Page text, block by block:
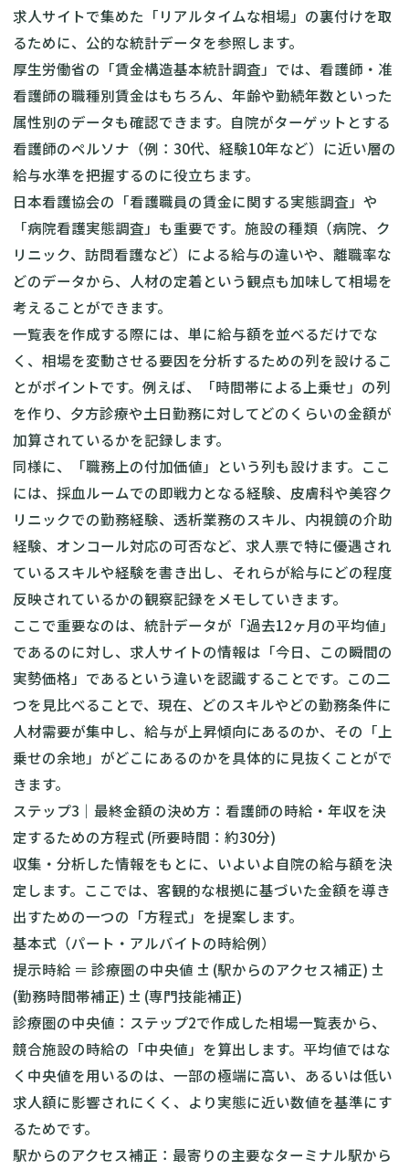
求人サイトで集めた「リアルタイムな相場」の裏付けを取
るために、公的な統計データを参照します。
厚生労働省の「賃金構造基本統計調査」では、看護師・准
看護師の職種別賃金はもちろん、年齢や勤続年数といった
属性別のデータも確認できます。自院がターゲットとする
看護師のペルソナ（例：30代、経験10年など）に近い層の
給与水準を把握するのに役立ちます。
日本看護協会の「看護職員の賃金に関する実態調査」や
「病院看護実態調査」も重要です。施設の種類（病院、ク
リニック、訪問看護など）による給与の違いや、離職率な
どのデータから、人材の定着という観点も加味して相場を
考えることができます。
一覧表を作成する際には、単に給与額を並べるだけでな
く、相場を変動させる要因を分析するための列を設けるこ
とがポイントです。例えば、「時間帯による上乗せ」の列
を作り、夕方診療や土日勤務に対してどのくらいの金額が
加算されているかを記録します。
同様に、「職務上の付加価値」という列も設けます。ここ
には、採血ルームでの即戦力となる経験、皮膚科や美容ク
リニックでの勤務経験、透析業務のスキル、内視鏡の介助
経験、オンコール対応の可否など、求人票で特に優遇され
ているスキルや経験を書き出し、それらが給与にどの程度
反映されているかの観察記録をメモしていきます。
ここで重要なのは、統計データが「過去12ヶ月の平均値」
であるのに対し、求人サイトの情報は「今日、この瞬間の
実勢価格」であるという違いを認識することです。この二
つを見比べることで、現在、どのスキルやどの勤務条件に
人材需要が集中し、給与が上昇傾向にあるのか、その「上
乗せの余地」がどこにあるのかを具体的に見抜くことがで
きます。
ステップ3｜最終金額の決め方：看護師の時給・年収を決
定するための方程式 (所要時間：約30分)
収集・分析した情報をもとに、いよいよ自院の給与額を決
定します。ここでは、客観的な根拠に基づいた金額を導き
出すための一つの「方程式」を提案します。
基本式（パート・アルバイトの時給例）
提示時給 ＝ 診療圏の中央値 ± (駅からのアクセス補正) ±
(勤務時間帯補正) ± (専門技能補正)
診療圏の中央値：ステップ2で作成した相場一覧表から、
競合施設の時給の「中央値」を算出します。平均値ではな
く中央値を用いるのは、一部の極端に高い、あるいは低い
求人額に影響されにくく、より実態に近い数値を基準にす
るためです。
駅からのアクセス補正：最寄りの主要なターミナル駅から